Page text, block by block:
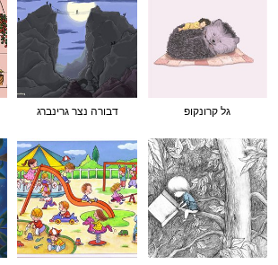
גל קרונקופ דבורה נצר גרינברג